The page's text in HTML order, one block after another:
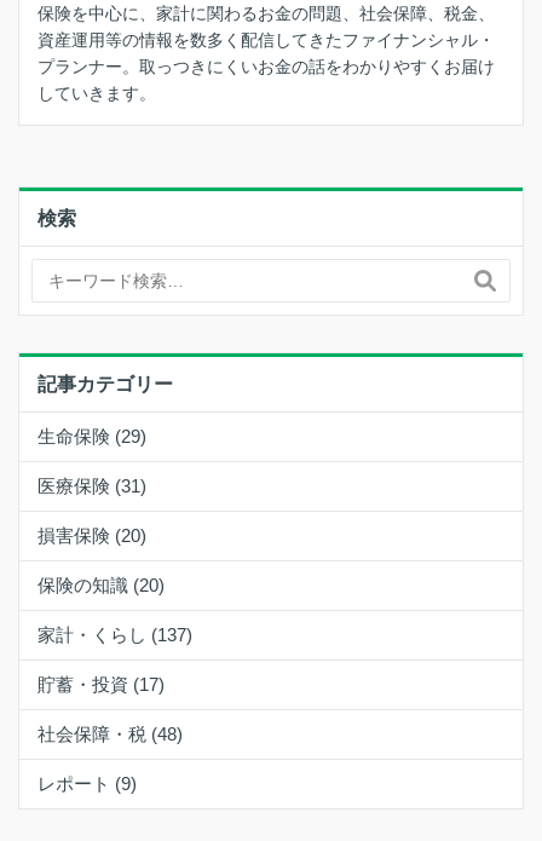
保険を中心に、家計に関わるお金の問題、社会保障、税金、
資産運用等の情報を数多く配信してきたファイナンシャル・
プランナー。取っつきにくいお金の話をわかりやすくお届け
していきます。
検索
記事カテゴリー
生命保険 (29)
医療保険 (31)
損害保険 (20)
保険の知識 (20)
家計・くらし (137)
貯蓄・投資 (17)
社会保障・税 (48)
レポート (9)